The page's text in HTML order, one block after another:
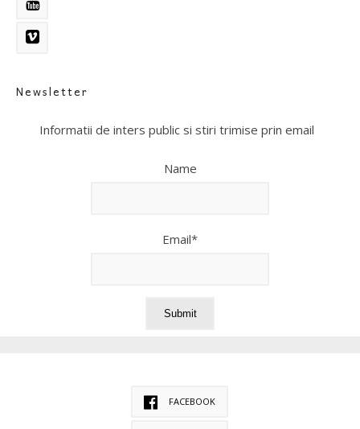
Newsletter
Informatii de inters public si stiri trimise prin email
Name
Email*
FACEBOOK